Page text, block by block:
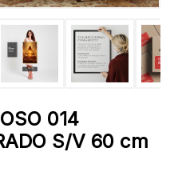
014
S/V 60 cm